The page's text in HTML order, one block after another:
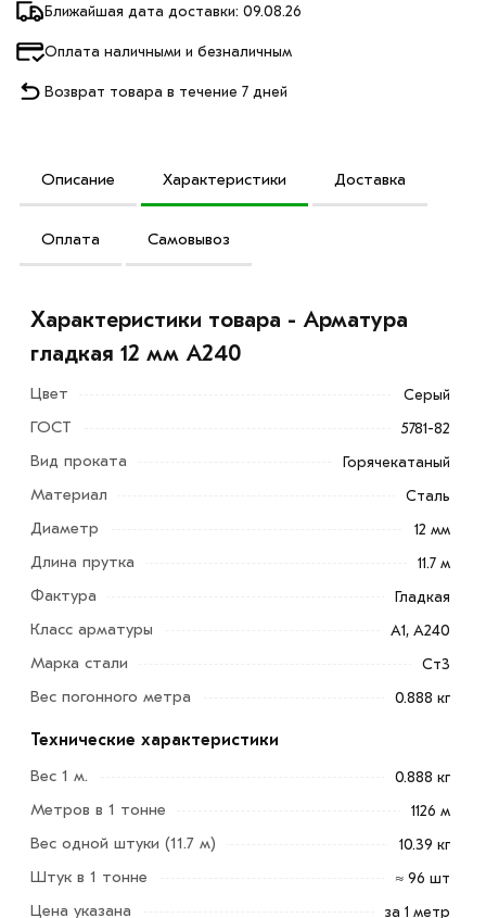
Ближайшая дата доставки: 09.08.26
Оплата наличными и безналичным
Возврат товара в течение 7 дней
Описание Характеристики Доставка
Оплата Самовывоз
Арматура гладкая 12 мм А240
пластичный металлопродукт, используемый для
армирования бетона, изготовления перемычек,
Характеристики товара - Арматура
гладкая 12 мм A240
Цвет Серый
ГОСТ 5781-82
Вид проката Горячекатаный
Материал Сталь
Диаметр 12 мм
Длина прутка 11.7 м
Фактура Гладкая
Класс арматуры А1, А240
Марка стали Ст3
Вес погонного метра 0.888 кг
Технические характеристики
Вес 1 м.
0.888 кг
Метров в 1 тонне 1126 м
Вес одной штуки (11.7 м) 10.39 кг
Штук в 1 тонне ≈ 96 шт
Цена указана за 1 метр